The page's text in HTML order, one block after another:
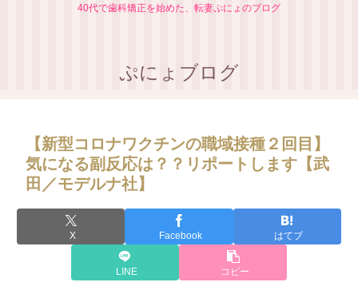
40代で歯科矯正を始めた、転妻ぷにょのブログ
ぷにょブログ
【新型コロナワクチンの職域接種２回目】
気になる副反応は？？リポートします【武
田／モデルナ社】
X Facebook はてブ
LINE コピー